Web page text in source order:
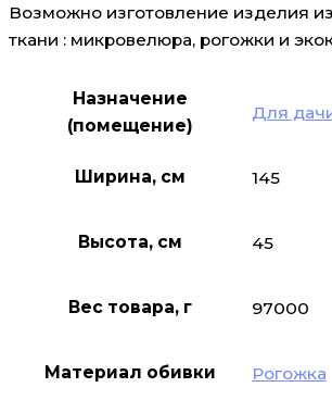
Возможно изготовление изделия
ткани : микровелюра, рогожки и
Назначение
(помещение)
Для
Ширина, см 145
Высота, см 45
Вес товара, г 97000
Материал обивки Рогожка